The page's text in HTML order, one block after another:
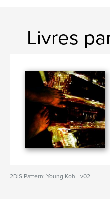
Livres
2DIS Pattern: Young Koh - v02